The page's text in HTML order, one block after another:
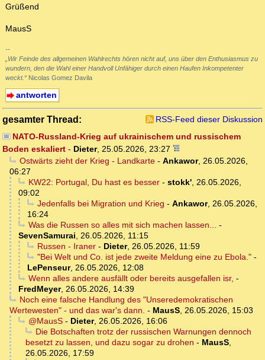
Grüßend
MausS
--
„Wir Feinde des allgemeinen Wahlrechts hören nicht auf, uns über den Enthusiasmus zu
wundern, den die Wahl einer Handvoll Unfähiger durch einen Haufen Inkompetenter
weckt.“ Nicolas Gomez Davila
antworten
gesamter Thread:
RSS-Feed dieser Diskussion
NATO-Russland-Krieg auf ukrainischem und russischem
Boden eskaliert - Dieter, 25.05.2026, 23:27
Ostwärts zieht der Krieg - Landkarte- Ankawor, 26.05.2026,
06:27
KW22: Portugal, Du hast es besser- stokk', 26.05.2026,
09:02
Jedenfalls bei Migration und Krieg - Ankawor, 26.05.2026,
16:24
Was die Russen so alles mit sich machen lassen... -
SevenSamurai, 26.05.2026, 11:15
Russen - Iraner- Dieter, 26.05.2026, 11:59
"Bei Welt und Co. ist jede zweite Meldung eine zu Ebola."-
LePenseur, 26.05.2026, 12:08
Wenn alles andere ausfällt oder bereits ausgefallen isr, -
FredMeyer, 26.05.2026, 14:39
Noch eine falsche Handlung des "Unseredemokratischen
Wertewesten" - und das war's dann. - MausS, 26.05.2026, 15:03
@MausS- Dieter, 26.05.2026, 16:06
Die Botschaften trotz der russischen Warnungen dennoch
besetzt zu lassen, und dazu sogar zu drohen - MausS,
26.05.2026, 17:59